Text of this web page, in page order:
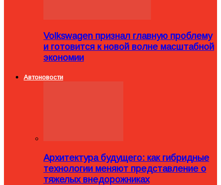
Volkswagen признал главную проблему
и готовится к новой волне масштабной
экономии
Автоновости
Архитектура будущего: как гибридные
технологии меняют представление о
тяжелых внедорожниках